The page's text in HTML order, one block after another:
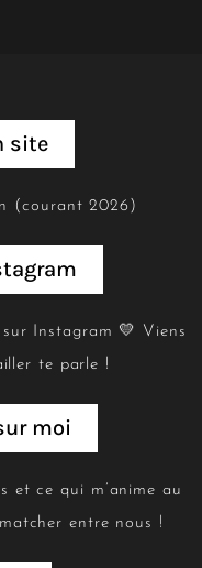
site
(courant 2026)
Instagram 💛 Viens
te parle !
moi
et ce qui m’anime au
entre nous !